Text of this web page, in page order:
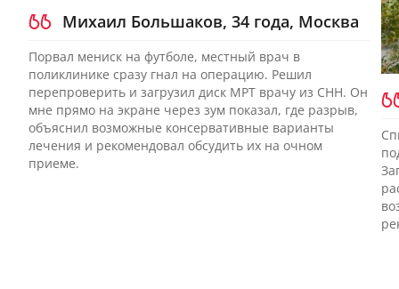
Михаил Большаков, 34 года, Москва
Порвал мениск на футболе, местный врач в
поликлинике сразу гнал на операцию. Решил
перепроверить и загрузил диск МРТ врачу из CHH. Он
мне прямо на экране через зум показал, где разрыв,
объяснил возможные консервативные варианты
лечения и рекомендовал обсудить их на очном
приеме.